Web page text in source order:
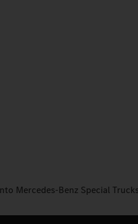
Mercedes-Benz Special